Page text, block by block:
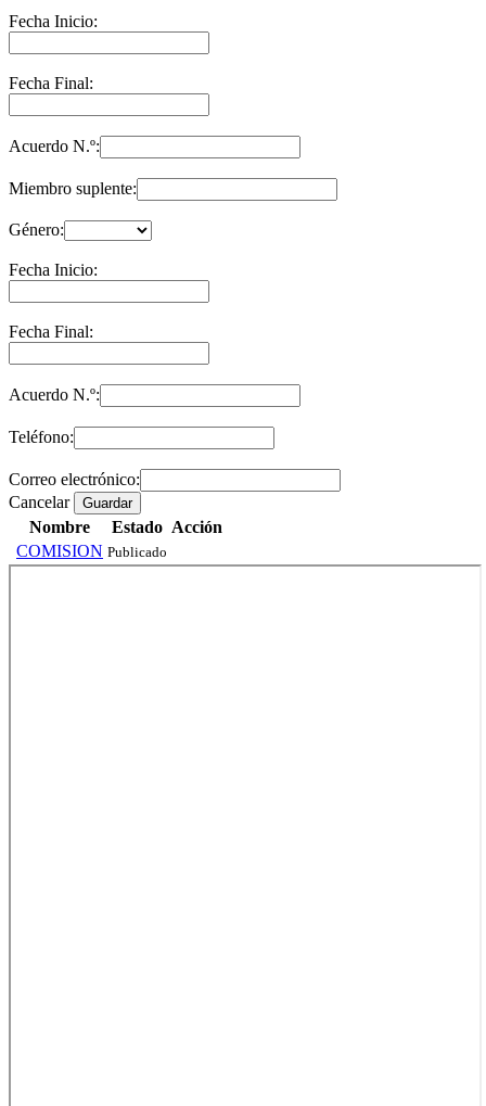
Fecha Inicio:
Fecha Final:
Acuerdo N.º:
Miembro suplente:
Género:
Fecha Inicio:
Fecha Final:
Acuerdo N.º:
Teléfono:
Correo electrónico:
Cancelar
Guardar
Nombre Estado Acción
COMISION Publicado